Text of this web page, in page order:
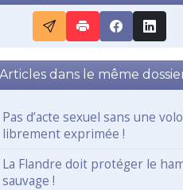
Articles dans le même
Pas d’acte sexuel sans une
librement exprimée !
La Flandre doit protéger le
sauvage !